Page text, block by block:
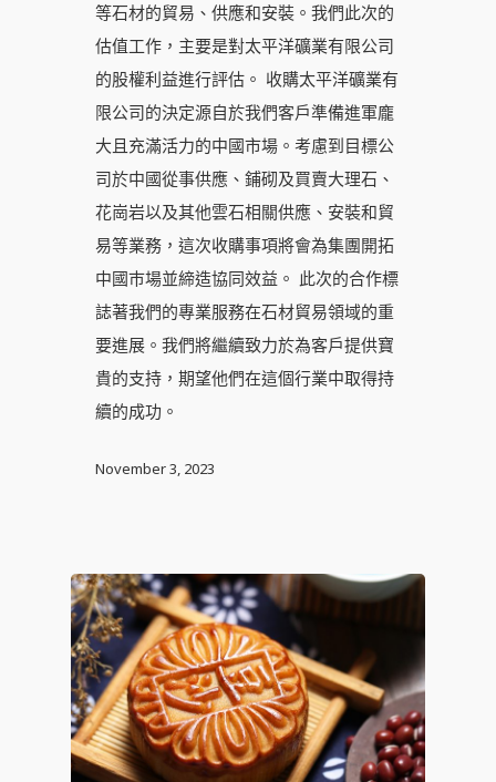
等石材的貿易、供應和安裝。我們此次的
估值工作，主要是對太平洋礦業有限公司
的股權利益進行評估。 收購太平洋礦業有
限公司的決定源自於我們客戶準備進軍龐
大且充滿活力的中國市場。考慮到目標公
司於中國從事供應、鋪砌及買賣大理石、
花崗岩以及其他雲石相關供應、安裝和貿
易等業務，這次收購事項將會為集團開拓
中國巿場並締造協同效益。 此次的合作標
誌著我們的專業服務在石材貿易領域的重
要進展。我們將繼續致力於為客戶提供寶
貴的支持，期望他們在這個行業中取得持
續的成功。
November 3, 2023